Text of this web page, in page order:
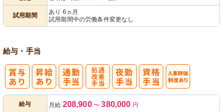
試用期間
あり 6ヵ月
試用期間中の労働条件変更なし
給与・手当
給与 月給 208,900 〜 380,000 円